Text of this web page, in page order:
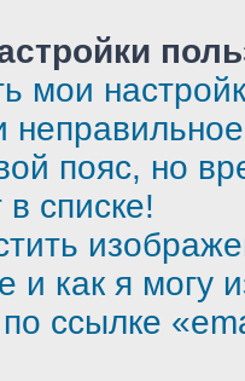
мои
пояс, но
списке!
и как я могу
ссылке